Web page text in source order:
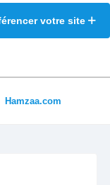
votre site
Hamzaa.com